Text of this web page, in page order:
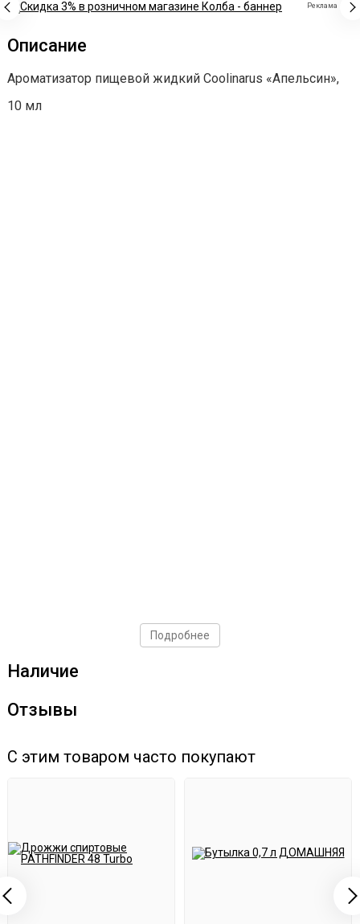
Реклама
Описание
Ароматизатор пищевой жидкий Coolinarus «Апельсин»,
10 мл
Подробнее
Наличие
Отзывы
С этим товаром часто покупают